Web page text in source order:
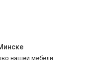
нашей мебели